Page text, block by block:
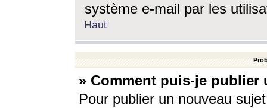
système e-mail par les
Haut
» Comment puis-je
Pour publier un nouveau